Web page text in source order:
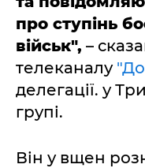
про ступінь
військ", –
телеканалу
делегації. у
групі.
Він у вщен